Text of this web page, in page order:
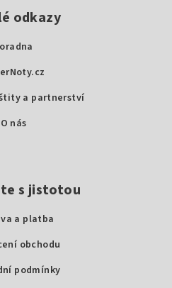
odkazy
a partnerství
O nás
s jistotou
a platba
obchodu
podmínky